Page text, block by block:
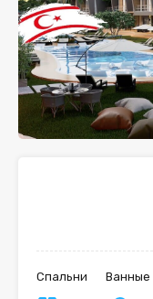
Спальни Ванные